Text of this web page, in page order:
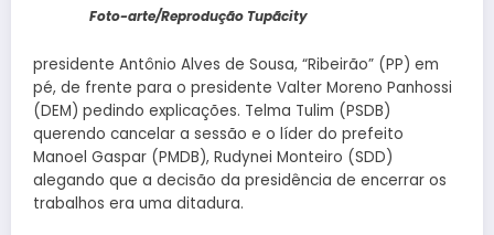
Foto-arte/Reprodução Tupãcity
presidente Antônio Alves de Sousa, “Ribeirão” (PP) em
pé, de frente para o presidente Valter Moreno Panhossi
(DEM) pedindo explicações. Telma Tulim (PSDB)
querendo cancelar a sessão e o líder do prefeito
Manoel Gaspar (PMDB), Rudynei Monteiro (SDD)
alegando que a decisão da presidência de encerrar os
trabalhos era uma ditadura.